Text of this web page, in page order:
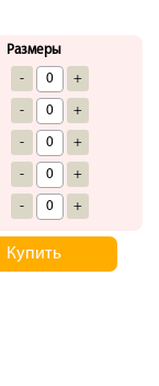
Размеры
- +
- +
- +
- +
- +
Купить